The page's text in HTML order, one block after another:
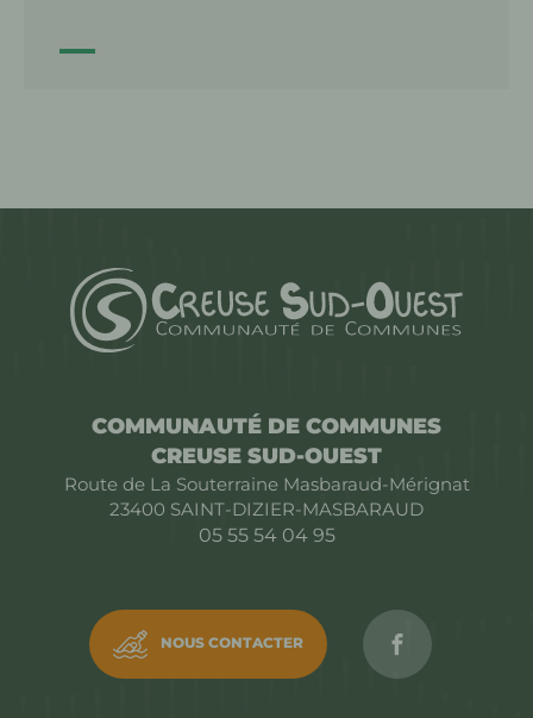
COMMUNAUTÉ DE COMMUNES
CREUSE SUD-OUEST
Route de La Souterraine Masbaraud-Mérignat
23400 SAINT-DIZIER-MASBARAUD
05 55 54 04 95
NOUS CONTACTER Rejoignez